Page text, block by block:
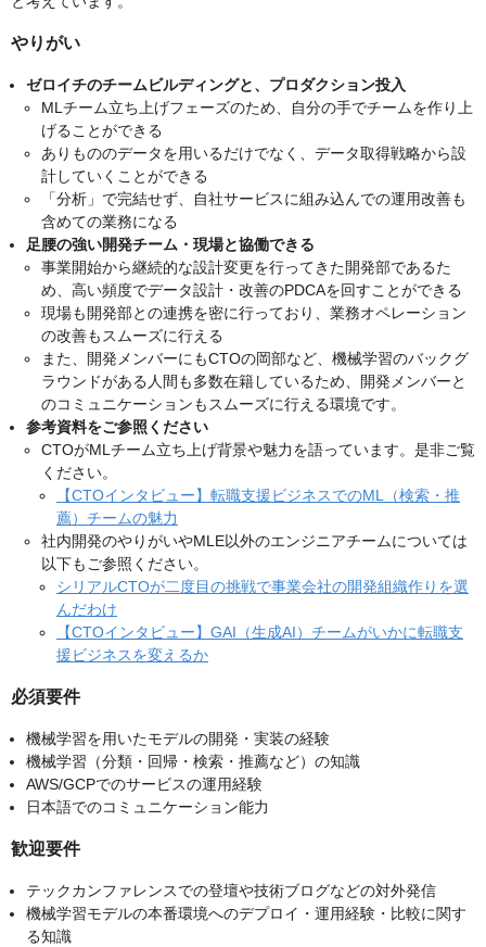
やりがい
ゼロイチのチームビルディングと、プロダクション投入
MLチーム立ち上げフェーズのため、自分の手でチームを作り上
げることができる
ありもののデータを用いるだけでなく、データ取得戦略から設
計していくことができる
「分析」で完結せず、自社サービスに組み込んでの運用改善も
含めての業務になる
足腰の強い開発チーム・現場と協働できる
事業開始から継続的な設計変更を行ってきた開発部であるた
め、高い頻度でデータ設計・改善のPDCAを回すことができる
現場も開発部との連携を密に行っており、業務オペレーション
の改善もスムーズに行える
また、開発メンバーにもCTOの岡部など、機械学習のバックグ
ラウンドがある人間も多数在籍しているため、開発メンバーと
のコミュニケーションもスムーズに行える環境です。
参考資料をご参照ください
CTOがMLチーム立ち上げ背景や魅力を語っています。是非ご覧
ください。
【CTOインタビュー】転職支援ビジネスでのML（検索・推
薦）チームの魅力
社内開発のやりがいやMLE以外のエンジニアチームについては
以下もご参照ください。
シリアルCTOが二度目の挑戦で事業会社の開発組織作りを選
んだわけ
【CTOインタビュー】GAI（生成AI）チームがいかに転職支
援ビジネスを変えるか
必須要件
機械学習を用いたモデルの開発・実装の経験
機械学習（分類・回帰・検索・推薦など）の知識
AWS/GCPでのサービスの運用経験
日本語でのコミュニケーション能力
歓迎要件
テックカンファレンスでの登壇や技術ブログなどの対外発信
機械学習モデルの本番環境へのデプロイ・運用経験・比較に関す
る知識